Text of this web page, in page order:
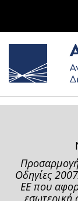
Προσαρμογή
Οδηγίες
ΕΕ που
εσωτερική